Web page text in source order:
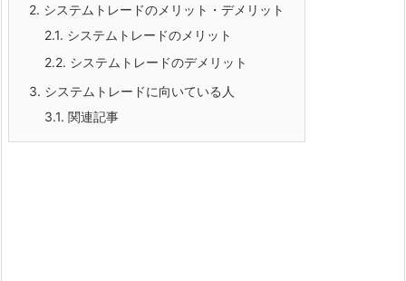
2. システムトレードのメリット・デメリット
2.1. システムトレードのメリット
2.2. システムトレードのデメリット
3. システムトレードに向いている人
3.1. 関連記事